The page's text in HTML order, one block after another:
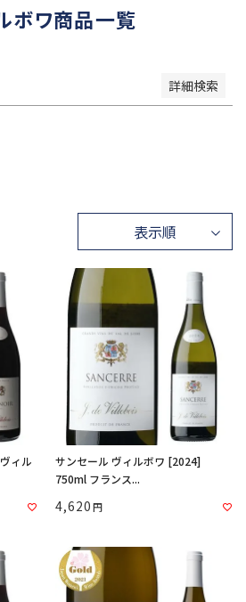
ボワ商品一覧
詳細検索
ト順
ィル
サンセール ヴィルボワ [2024]
750ml フランス...
4,620